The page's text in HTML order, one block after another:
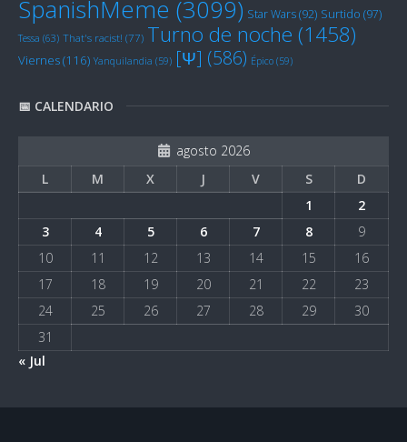
SpanishMeme (3099) Star Wars(92) Surtido (97)
Tessa (63) That's racist! (77) Turno de noche (1458)
Viernes(116) Yanquilandia (59) [Ψ] (586) Épico (59)
📅 CALENDARIO
agosto 2026
L
M X J V S
D
1
2
3
4 5 6 7 8
9
10
11 12 13 14 15
16
17
18 19 20 21 22
23
24
25 26 27 28 29
30
31
« Jul